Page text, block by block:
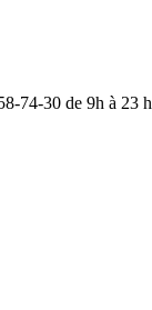
74-30 de 9h à 23 h